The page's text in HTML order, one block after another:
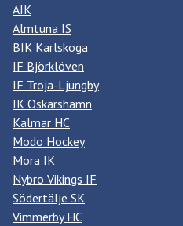
AIK
Almtuna IS
BIK Karlskoga
IF Björklöven
IF Troja-Ljungby
IK Oskarshamn
Kalmar HC
Modo Hockey
Mora IK
Nybro Vikings IF
Södertälje SK
Vimmerby HC